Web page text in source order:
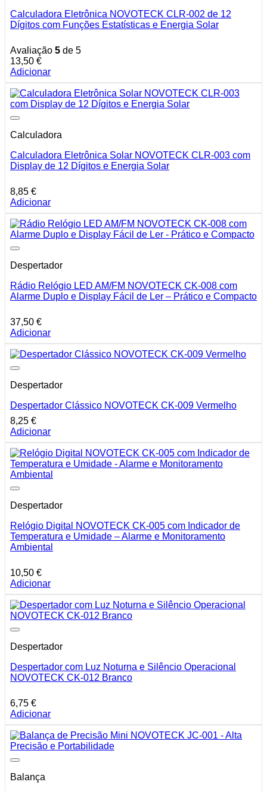
Calculadora Eletrônica NOVOTECK CLR-002 de 12
Dígitos com Funções Estatísticas e Energia Solar
Avaliação 5 de 5
13,50 €
Adicionar
Calculadora
Calculadora Eletrônica Solar NOVOTECK CLR-003 com
Display de 12 Dígitos e Energia Solar
8,85 €
Adicionar
Despertador
Rádio Relógio LED AM/FM NOVOTECK CK-008 com
Alarme Duplo e Display Fácil de Ler – Prático e Compacto
37,50 €
Adicionar
Despertador
Despertador Clássico NOVOTECK CK-009 Vermelho
8,25 €
Adicionar
Despertador
Relógio Digital NOVOTECK CK-005 com Indicador de
Temperatura e Umidade – Alarme e Monitoramento
Ambiental
10,50 €
Adicionar
Despertador
Despertador com Luz Noturna e Silêncio Operacional
NOVOTECK CK-012 Branco
6,75 €
Adicionar
Balança